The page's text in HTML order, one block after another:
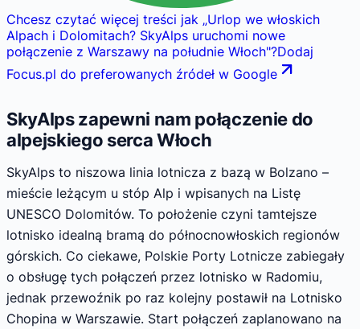
Chcesz czytać więcej treści jak „Urlop we włoskich
Alpach i Dolomitach? SkyAlps uruchomi nowe
połączenie z Warszawy na południe Włoch"?Dodaj
Focus.pl do preferowanych źródeł w Google
SkyAlps zapewni nam połączenie do
alpejskiego serca Włoch
SkyAlps to niszowa linia lotnicza z bazą w Bolzano –
mieście leżącym u stóp Alp i wpisanych na Listę
UNESCO Dolomitów. To położenie czyni tamtejsze
lotnisko idealną bramą do północnowłoskich regionów
górskich. Co ciekawe, Polskie Porty Lotnicze zabiegały
o obsługę tych połączeń przez lotnisko w Radomiu,
jednak przewoźnik po raz kolejny postawił na Lotnisko
Chopina w Warszawie. Start połączeń zaplanowano na